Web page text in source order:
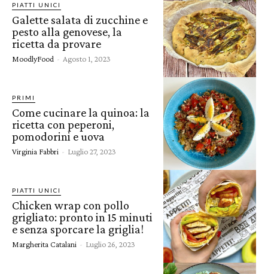
PIATTI UNICI
Galette salata di zucchine e
pesto alla genovese, la
ricetta da provare
MoodlyFood - Agosto 1, 2023
PRIMI
Come cucinare la quinoa: la
ricetta con peperoni,
pomodorini e uova
Virginia Fabbri - Luglio 27, 2023
PIATTI UNICI
Chicken wrap con pollo
grigliato: pronto in 15 minuti
e senza sporcare la griglia!
Margherita Catalani - Luglio 26, 2023